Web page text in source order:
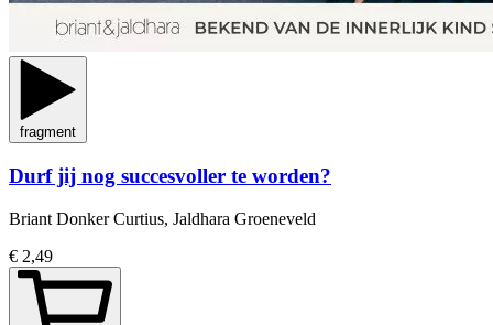
fragment
Durf jij nog succesvoller te worden?
Briant Donker Curtius, Jaldhara Groeneveld
€ 2,49